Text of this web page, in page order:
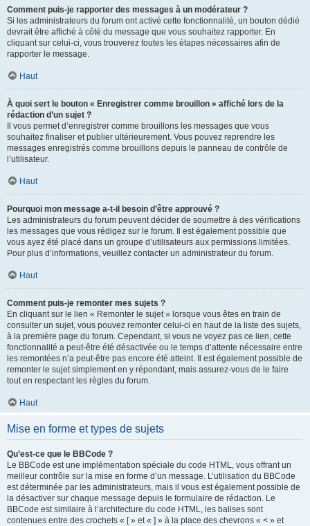
Comment puis-je rapporter des messages à un modérateur ?
Si les administrateurs du forum ont activé cette fonctionnalité, un bouton dédié
devrait être affiché à côté du message que vous souhaitez rapporter. En
cliquant sur celui-ci, vous trouverez toutes les étapes nécessaires afin de
rapporter le message.
Haut
À quoi sert le bouton « Enregistrer comme brouillon » affiché lors de la
rédaction d’un sujet ?
Il vous permet d’enregistrer comme brouillons les messages que vous
souhaitez finaliser et publier ultérieurement. Vous pouvez reprendre les
messages enregistrés comme brouillons depuis le panneau de contrôle de
l’utilisateur.
Haut
Pourquoi mon message a-t-il besoin d’être approuvé ?
Les administrateurs du forum peuvent décider de soumettre à des vérifications
les messages que vous rédigez sur le forum. Il est également possible que
vous ayez été placé dans un groupe d’utilisateurs aux permissions limitées.
Pour plus d’informations, veuillez contacter un administrateur du forum.
Haut
Comment puis-je remonter mes sujets ?
En cliquant sur le lien « Remonter le sujet » lorsque vous êtes en train de
consulter un sujet, vous pouvez remonter celui-ci en haut de la liste des sujets,
à la première page du forum. Cependant, si vous ne voyez pas ce lien, cette
fonctionnalité a peut-être été désactivée ou le temps d’attente nécessaire entre
les remontées n’a peut-être pas encore été atteint. Il est également possible de
remonter le sujet simplement en y répondant, mais assurez-vous de le faire
tout en respectant les règles du forum.
Haut
Mise en forme et types de sujets
Qu’est-ce que le BBCode ?
Le BBCode est une implémentation spéciale du code HTML, vous offrant un
meilleur contrôle sur la mise en forme d’un message. L’utilisation du BBCode
est déterminée par les administrateurs, mais il vous est également possible de
la désactiver sur chaque message depuis le formulaire de rédaction. Le
BBCode est similaire à l’architecture du code HTML, les balises sont
contenues entre des crochets « [ » et « ] » à la place des chevrons « < » et